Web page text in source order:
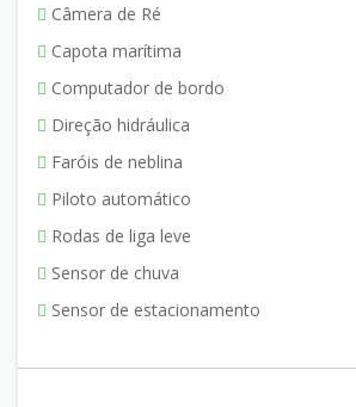
Câmera de Ré
Capota marítima
Computador de bordo
Direção hidráulica
Faróis de neblina
Piloto automático
Rodas de liga leve
Sensor de chuva
Sensor de estacionamento